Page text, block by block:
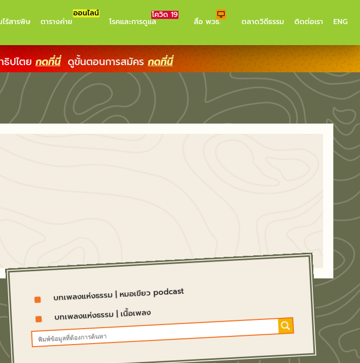
ร้สารพิษ ตารางค่าย
ออนไลน์
โรคและการดูแล
โควิด 19
สื่อ พวธ. ตลาดวิถีธรรม ติดต่อเรา ENG
ธิปไตยกดที่นี่ ดูขั้นตอนการสมัคร กดที่นี่
^ บทเพลงแห่งธรรม |หมอเขียว podcast
^ บทเพลงแห่งธรรม |เนื้อเพลง